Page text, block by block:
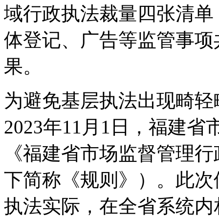
域行政执法裁量四张清
体登记、广告等监管事
果。
为避免基层执法出现畸
2023年11月1日，福建省
《福建省市场监督管理
下简称《规则》）。此
执法实际，在全省系统